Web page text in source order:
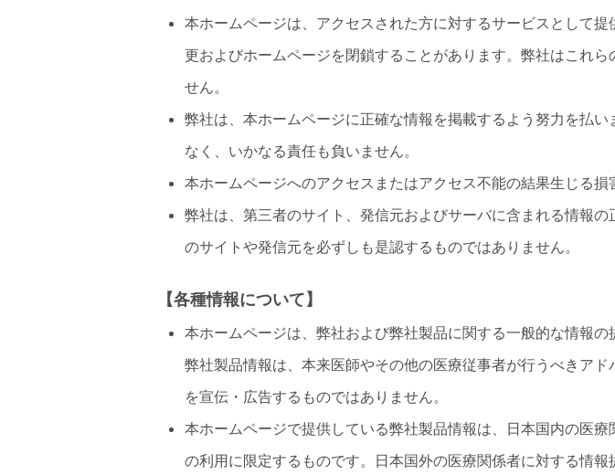
本ホームページは、アクセスされた方に対するサービスとして
更およびホームページを閉鎖することがあります。弊社はこれ
せん。
弊社は、本ホームページに正確な情報を掲載するよう努力を払
なく、いかなる責任も負いません。
本ホームページへのアクセスまたはアクセス不能の結果生じる損
弊社は、第三者のサイト、発信元およびサーバに含まれる情報
のサイトや発信元を必ずしも是認するものではありません。
【各種情報について】
本ホームページは、弊社および弊社製品に関する一般的な情報
弊社製品情報は、本来医師やその他の医療従事者が行うべきア
を宣伝・広告するものではありません。
本ホームページで提供している弊社製品情報は、日本国内の医
の利用に限定するものです。日本国外の医療関係者に対する情報